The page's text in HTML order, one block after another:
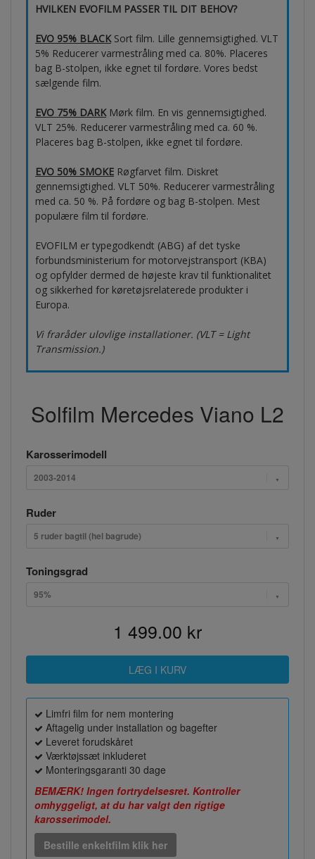
HVILKEN EVOFILM PASSER TIL DIT BEHOV?
EVO 95% BLACKSort film. Lille gennemsigtighed. VLT
5% Reducerer varmestråling med ca. 80%. Placeres
bag B-stolpen, ikke egnet til fordøre. Vores bedst
sælgende film.
EVO 75% DARKMørk film. En vis gennemsigtighed.
VLT 25%. Reducerer varmestråling med ca. 60 %.
Placeres bag B-stolpen, ikke egnet til fordøre.
EVO 50% SMOKE Røgfarvet film. Diskret
gennemsigtighed. VLT 50%. Reducerer varmestråling
med ca. 50 %. På fordøre og bag B-stolpen. Mest
populære film til fordøre.
EVOFILM er typegodkendt (ABG) af det tyske
forbundsministerium for motorvejstransport (KBA)
og opfylder dermed de højeste krav til funktionalitet
og sikkerhed for køretøjsrelaterede produkter i
Europa.
Vi fraråder ulovlige installationer. (VLT = Light
Transmission.)
Solfilm Mercedes Viano L2
Karosserimodell
2003-2014
Ruder
5 ruder bagtil (hel bagrude)
Toningsgrad
95%
1 499.00 kr
Limfri film for nem montering
Aftagelig under installation og bagefter
Leveret forudskåret
Værktøjssæt inkluderet
Monteringsgaranti 30 dage
BEMÆRK! Ingen fortrydelsesret. Kontroller
omhyggeligt, at du har valgt den rigtige
karosserimodel.
Bestille enkeltfilm klik her